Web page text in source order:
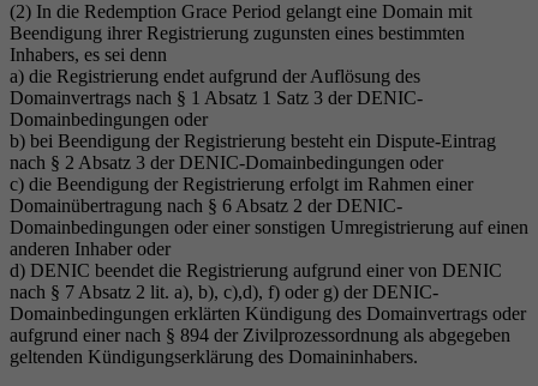
(2) In die Redemption Grace Period gelangt eine Domain mit
Beendigung ihrer Registrierung zugunsten eines bestimmten
Inhabers, es sei denn
a) die Registrierung endet aufgrund der Auflösung des
Domainvertrags nach § 1 Absatz 1 Satz 3 der DENIC-
Domainbedingungen oder
b) bei Beendigung der Registrierung besteht ein Dispute-Eintrag
nach § 2 Absatz 3 der DENIC-Domainbedingungen oder
c) die Beendigung der Registrierung erfolgt im Rahmen einer
Domainübertragung nach § 6 Absatz 2 der DENIC-
Domainbedingungen oder einer sonstigen Umregistrierung auf einen
anderen Inhaber oder
d) DENIC beendet die Registrierung aufgrund einer von DENIC
nach § 7 Absatz 2 lit. a), b), c),d), f) oder g) der DENIC-
Domainbedingungen erklärten Kündigung des Domainvertrags oder
aufgrund einer nach § 894 der Zivilprozessordnung als abgegeben
geltenden Kündigungserklärung des Domaininhabers.